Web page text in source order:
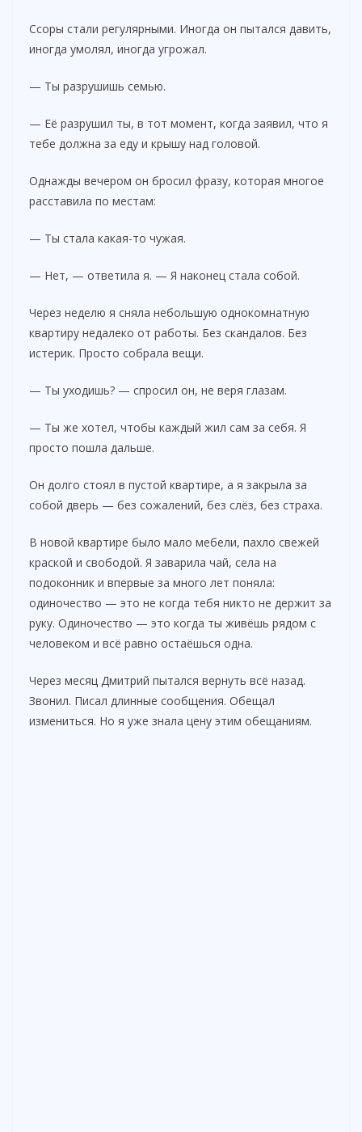
Ссоры стали регулярными. Иногда он пытался давить,
иногда умолял, иногда угрожал.
— Ты разрушишь семью.
— Её разрушил ты, в тот момент, когда заявил, что я
тебе должна за еду и крышу над головой.
Однажды вечером он бросил фразу, которая многое
расставила по местам:
— Ты стала какая-то чужая.
— Нет, — ответила я. — Я наконец стала собой.
Через неделю я сняла небольшую однокомнатную
квартиру недалеко от работы. Без скандалов. Без
истерик. Просто собрала вещи.
— Ты уходишь? — спросил он, не веря глазам.
— Ты же хотел, чтобы каждый жил сам за себя. Я
просто пошла дальше.
Он долго стоял в пустой квартире, а я закрыла за
собой дверь — без сожалений, без слёз, без страха.
В новой квартире было мало мебели, пахло свежей
краской и свободой. Я заварила чай, села на
подоконник и впервые за много лет поняла:
одиночество — это не когда тебя никто не держит за
руку. Одиночество — это когда ты живёшь рядом с
человеком и всё равно остаёшься одна.
Через месяц Дмитрий пытался вернуть всё назад.
Звонил. Писал длинные сообщения. Обещал
измениться. Но я уже знала цену этим обещаниям.